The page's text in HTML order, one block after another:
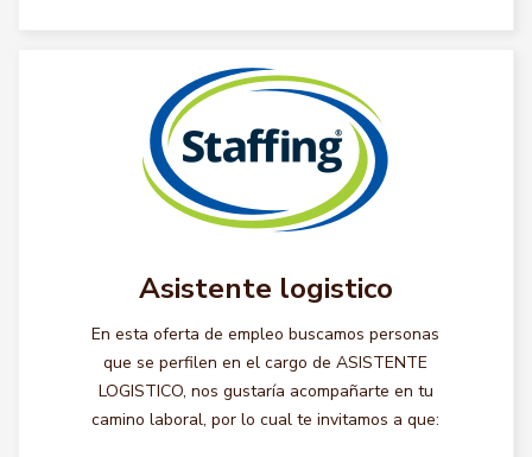
Asistente logistico
En esta oferta de empleo buscamos personas
que se perfilen en el cargo de ASISTENTE
LOGISTICO, nos gustaría acompañarte en tu
camino laboral, por lo cual te invitamos a que: